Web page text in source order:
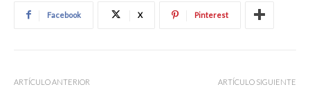
Facebook X Pinterest
ARTÍCULO ANTERIOR ARTÍCULO SIGUIENTE